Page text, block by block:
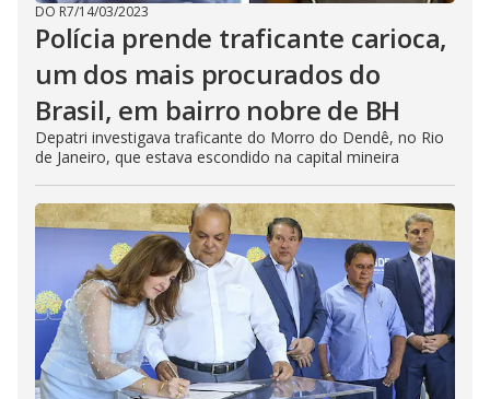
DO R7/14/03/2023
Polícia prende traficante carioca,
um dos mais procurados do
Brasil, em bairro nobre de BH
Depatri investigava traficante do Morro do Dendê, no Rio
de Janeiro, que estava escondido na capital mineira